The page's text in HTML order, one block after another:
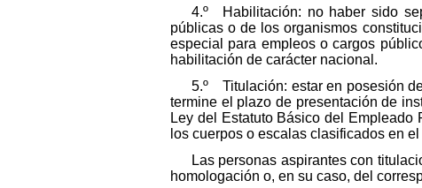
4.º Habilitación: no haber sido
públicas o de los organismos
especial para empleos o cargos
habilitación de carácter nacional.
5.º Titulación: estar en posesión
termine el plazo de presentación de
Ley del Estatuto Básico del
los cuerpos o escalas clasificados en
Las personas aspirantes con
homologación o, en su caso, del